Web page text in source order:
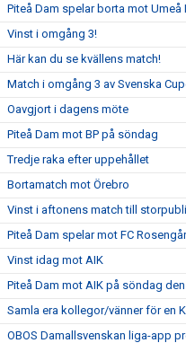
Piteå Dam spelar borta mot Umeå
Vinst i omgång 3!
Här kan du se kvällens match!
Match i omgång 3 av Svenska
Oavgjort i dagens möte
Piteå Dam mot BP på söndag
Tredje raka efter uppehållet
Bortamatch mot Örebro
Vinst i aftonens match till
Piteå Dam spelar mot FC
Vinst idag mot AIK
Piteå Dam mot AIK på söndag
Samla era kollegor/vänner för en
OBOS Damallsvenskan liga-app